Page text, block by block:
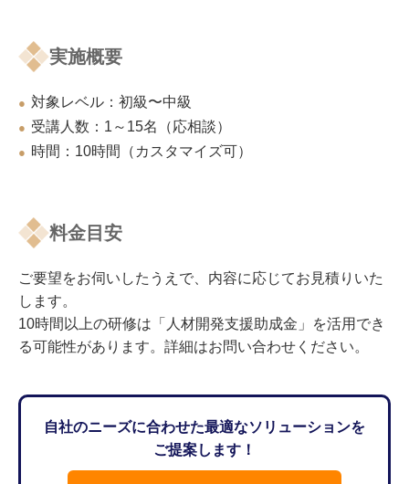
実施概要
● 対象レベル：初級〜中級
● 受講人数：1～15名（応相談）
● 時間：10時間（カスタマイズ可）
料金目安
ご要望をお伺いしたうえで、内容に応じてお見積りいた
します。
10時間以上の研修は「人材開発支援助成金」を活用でき
る可能性があります。詳細はお問い合わせください。
自社のニーズに合わせた最適なソリューションを
ご提案します！